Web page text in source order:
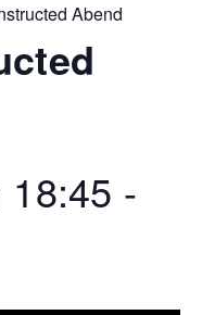
Abend
18:45 -